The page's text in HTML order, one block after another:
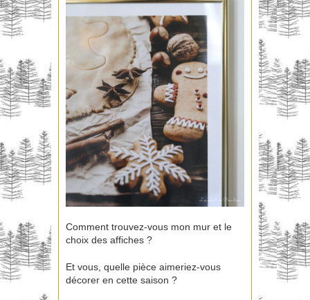
Comment trouvez-vous mon mur et le
choix des affiches ?
Et vous, quelle pièce aimeriez-vous
décorer en cette saison ?